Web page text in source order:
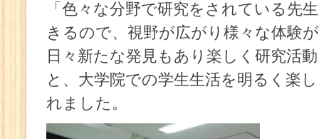
「色々な分野で研究をされている先
きるので、視野が広がり様々な体験
日々新たな発見もあり楽しく研究活
と、大学院での学生生活を明るく楽
れました。